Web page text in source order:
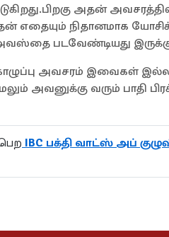
அதன்
எதையும் நிதானமாக
படவேண்டியது
அவசரம் இவைகள்
அவனுக்கு வரும் பாதி
IBC பக்தி வாட்ஸ் அப்